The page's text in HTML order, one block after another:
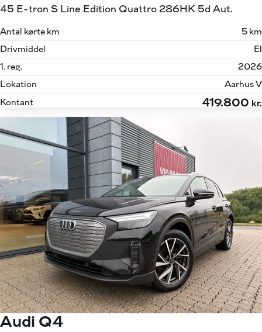
45 E-tron S Line Edition Quattro 286HK 5d Aut.
Antal kørte km
5 km
Drivmiddel
El
1. reg.
2026
Lokation
Aarhus V
Kontant
419.800 kr.
Audi Q4